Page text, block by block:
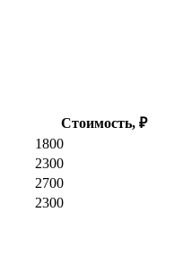
Стоимость, ₽
1800
2300
2700
2300